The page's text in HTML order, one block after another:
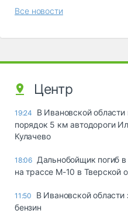
Все новости
Центр
19:24
В Ивановской
порядок 5 км автодороги
Кулачево
18:06 Дальнобойщик погиб
на трассе М-10 в Тверской
11:50
В Ивановской
бензин